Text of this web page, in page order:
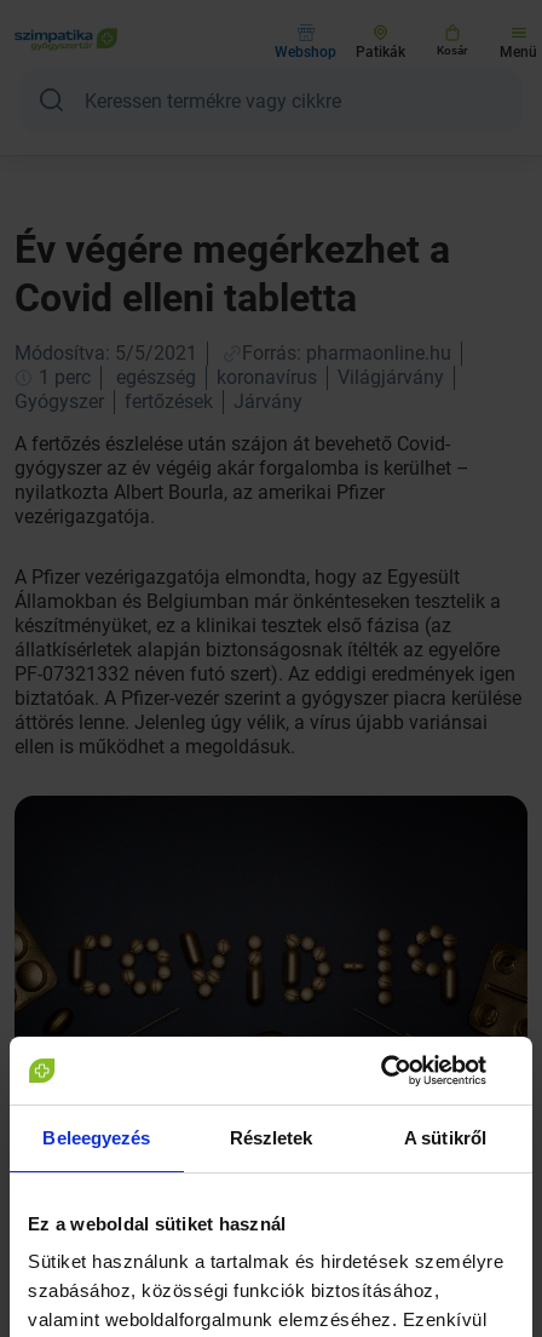
Beleegyezés Részletek A sütikről
Ez a weboldal sütiket használ
Sütiket használunk a tartalmak és hirdetések személyre
szabásához, közösségi funkciók biztosításához,
valamint weboldalforgalmunk elemzéséhez. Ezenkívül
Webshop Patikák Kosár Menü
Év végére megérkezhet a
Covid elleni tabletta
Módosítva: 5/5/2021
Forrás: pharmaonline.hu
1 perc
egészség koronavírus
Világjárvány
Gyógyszer
fertőzések
Járvány
A fertőzés észlelése után szájon át bevehető Covid-
gyógyszer az év végéig akár forgalomba is kerülhet –
nyilatkozta Albert Bourla, az amerikai Pfizer
vezérigazgatója.
A Pfizer vezérigazgatója elmondta, hogy az Egyesült
Államokban és Belgiumban már önkénteseken tesztelik a
készítményüket, ez a klinikai tesztek első fázisa (az
állatkísérletek alapján biztonságosnak ítélték az egyelőre
PF-07321332 néven futó szert). Az eddigi eredmények igen
biztatóak. A Pfizer-vezér szerint a gyógyszer piacra kerülése
áttörés lenne. Jelenleg úgy vélik, a vírus újabb variánsai
ellen is működhet a megoldásuk.
koronavírus ellen, az egyik a fent említett tabletta, a másik
fókuszálnak, ennek ugyanis nagy előnye, hogy nem kell
egészségügyi intézménybe mennie a fertőzöttnek, otthon is
beveheti.